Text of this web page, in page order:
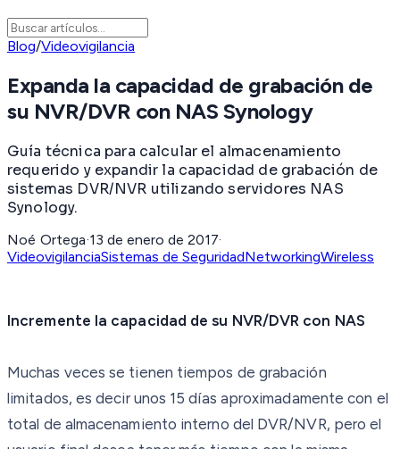
Blog/Videovigilancia
Expanda la capacidad de grabación de
su NVR/DVR con NAS Synology
Guía técnica para calcular el almacenamiento
requerido y expandir la capacidad de grabación de
sistemas DVR/NVR utilizando servidores NAS
Synology.
Noé Ortega·13 de enero de 2017·
VideovigilanciaSistemas de SeguridadNetworkingWireless
Incremente la capacidad de su NVR/DVR con NAS
Muchas veces se tienen tiempos de grabación
limitados, es decir unos 15 días aproximadamente con el
total de almacenamiento interno del DVR/NVR, pero el